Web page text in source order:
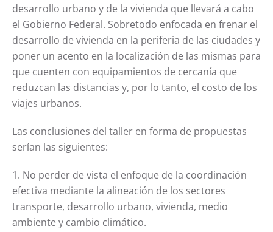
desarrollo urbano y de la vivienda que llevará a cabo
el Gobierno Federal. Sobretodo enfocada en frenar el
desarrollo de vivienda en la periferia de las ciudades y
poner un acento en la localización de las mismas para
que cuenten con equipamientos de cercanía que
reduzcan las distancias y, por lo tanto, el costo de los
viajes urbanos.
Las conclusiones del taller en forma de propuestas
serían las siguientes:
1. No perder de vista el enfoque de la coordinación
efectiva mediante la alineación de los sectores
transporte, desarrollo urbano, vivienda, medio
ambiente y cambio climático.